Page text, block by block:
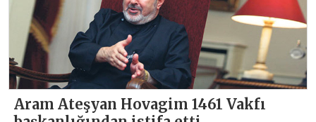
Aram Ateşyan Hovagim 1461 Vakfı